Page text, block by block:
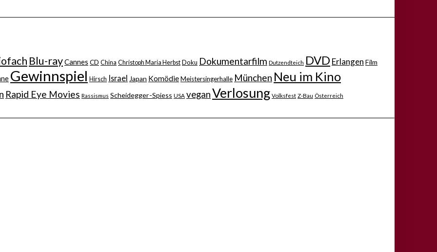
Blu-rayCannes CD China Christoph Maria HerbstDoku Dokumentarfilm Dutzendteich DVD Erlangen Film
Gewinnspiel Hirsch Israel Japan KomödieMeistersingerhalle München Neu im Kino
Rapid Eye Movies Rassismus Scheidegger-Spiess USA veganVerlosung Volksfest Z-Bau Österreich